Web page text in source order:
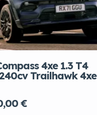
4xe 1.3 T4
Trailhawk 4xe
€